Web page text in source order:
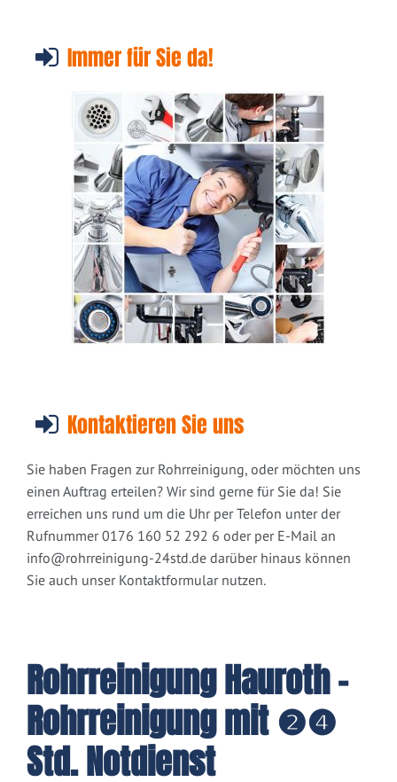
Immer für Sie da!
Kontaktieren Sie uns
Sie haben Fragen zur Rohrreinigung, oder möchten uns
einen Auftrag erteilen? Wir sind gerne für Sie da! Sie
erreichen uns rund um die Uhr per Telefon unter der
Rufnummer 0176 160 52 292 6 oder per E-Mail an
info@rohrreinigung-24std.de darüber hinaus können
Sie auch unser Kontaktformular nutzen.
Rohrreinigung Hauroth -
Rohrreinigung mit ❷❹
Std. Notdienst